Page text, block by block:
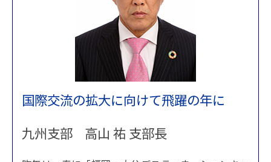
国際交流の拡大に向けて飛躍の年に
九州支部 高山 祐 支部長